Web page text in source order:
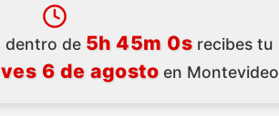
dentro de5h 44m 58srecibes tu
6 de agosto en Montevideo